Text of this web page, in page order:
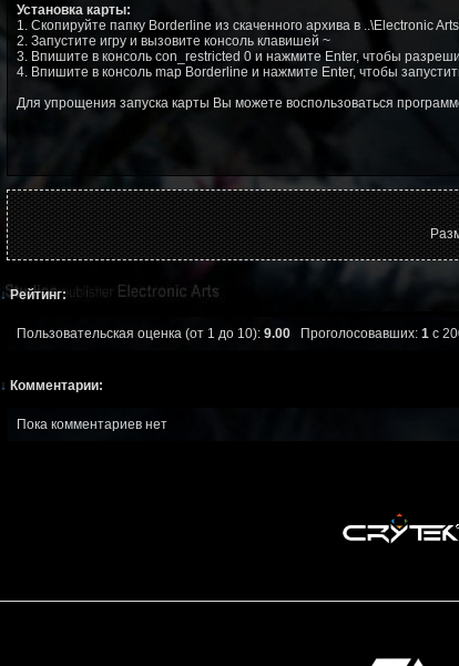
Установка карты:
1. Скопируйте папку Borderline из скаченного архива в ..\Electronic
2. Запустите игру и вызовите консоль клавишей ~
3. Впишите в консоль con_restricted 0 и нажмите Enter, чтобы
4. Впишите в консоль map Borderline и нажмите Enter, чтобы
Для упрощения запуска карты Вы можете воспользоваться
↓Рейтинг:
Пользовательская оценка (от 1 до 10): 9.00Проголосовавших: 1 с
↓ Комментарии:
Пока комментариев нет